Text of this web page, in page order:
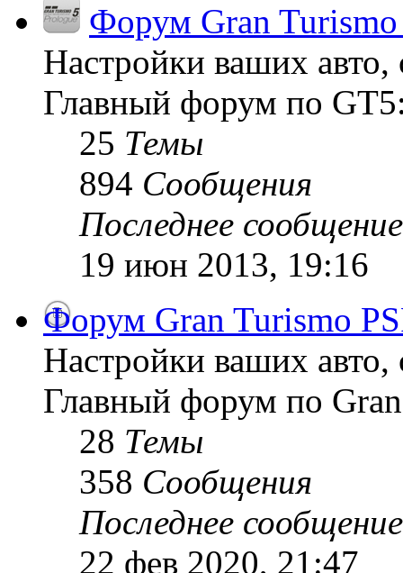
Форум Gran
Настройки ваших авто,
Главный форум по
25 Темы
894 Сообщения
Последнее сообщение
19 июн 2013, 19:16
Форум Gran Turismo
Настройки ваших авто,
Главный форум по
28 Темы
358 Сообщения
Последнее сообщение
22 фев 2020, 21:47